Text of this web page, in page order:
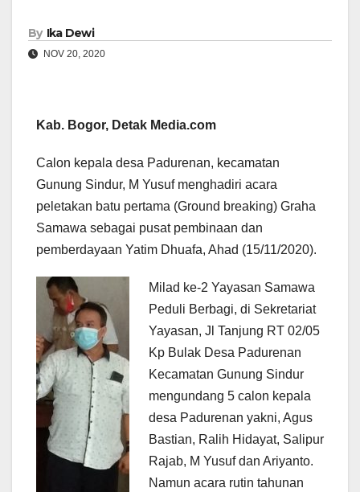
By Ika Dewi
NOV 20, 2020
Kab. Bogor, Detak Media.com
Calon kepala desa Padurenan, kecamatan
Gunung Sindur, M Yusuf menghadiri acara
peletakan batu pertama (Ground breaking) Graha
Samawa sebagai pusat pembinaan dan
pemberdayaan Yatim Dhuafa, Ahad (15/11/2020).
Milad ke-2 Yayasan Samawa
Peduli Berbagi, di Sekretariat
Yayasan, Jl Tanjung RT 02/05
Kp Bulak Desa Padurenan
Kecamatan Gunung Sindur
mengundang 5 calon kepala
desa Padurenan yakni, Agus
Bastian, Ralih Hidayat, Salipur
Rajab, M Yusuf dan Ariyanto.
Namun acara rutin tahunan